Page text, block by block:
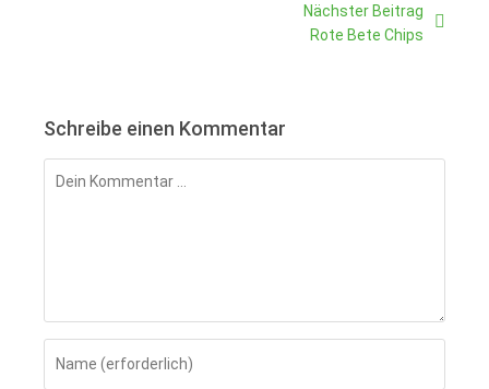
Nächster Beitrag
Rote Bete Chips
Schreibe einen Kommentar